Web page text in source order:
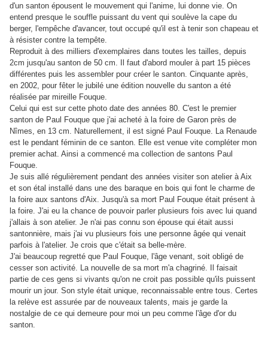
d'un santon épousent le mouvement qui l'anime, lui donne vie. On
entend presque le souffle puissant du vent qui soulève la cape du
berger, l'empêche d'avancer, tout occupé qu'il est à tenir son chapeau et
à résister contre la tempête.
Reproduit à des milliers d'exemplaires dans toutes les tailles, depuis
2cm jusqu'au santon de 50 cm. Il faut d'abord mouler à part 15 pièces
différentes puis les assembler pour créer le santon. Cinquante après,
en 2002, pour fêter le jubilé une édition nouvelle du santon a été
réalisée par mireille Fouque.
Celui qui est sur cette photo date des années 80. C'est le premier
santon de Paul Fouque que j'ai acheté à la foire de Garon près de
Nîmes, en 13 cm. Naturellement, il est signé Paul Fouque. La Renaude
est le pendant féminin de ce santon. Elle est venue vite compléter mon
premier achat. Ainsi a commencé ma collection de santons Paul
Fouque.
Je suis allé régulièrement pendant des années visiter son atelier à Aix
et son étal installé dans une des baraque en bois qui font le charme de
la foire aux santons d'Aix. Jusqu'à sa mort Paul Fouque était présent à
la foire. J'ai eu la chance de pouvoir parler plusieurs fois avec lui quand
j'allais à son atelier. Je n'ai pas connu son épouse qui était aussi
santonnière, mais j'ai vu plusieurs fois une personne âgée qui venait
parfois à l'atelier. Je crois que c'était sa belle-mère.
J'ai beaucoup regretté que Paul Fouque, l'âge venant, soit obligé de
cesser son activité. La nouvelle de sa mort m'a chagriné. Il faisait
partie de ces gens si vivants qu'on ne croit pas possible qu'ils puissent
mourir un jour. Son style était unique, reconnaissable entre tous. Certes
la relève est assurée par de nouveaux talents, mais je garde la
nostalgie de ce qui demeure pour moi un peu comme l'âge d'or du
santon.